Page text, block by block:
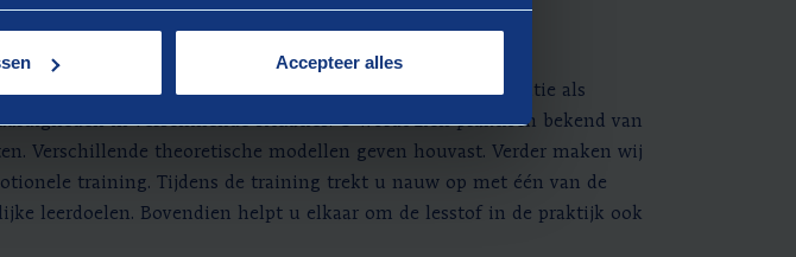
Accepteer alles
casuïstiek en simulaties flink reflecteren op uw rol en positie als
in verschillende situaties. U wordt zich praktisch bekend van
Verschillende theoretische modellen geven houvast. Verder maken wij
training. Tijdens de training trekt u nauw op met één van de
leerdoelen. Bovendien helpt u elkaar om de lesstof in de praktijk ook